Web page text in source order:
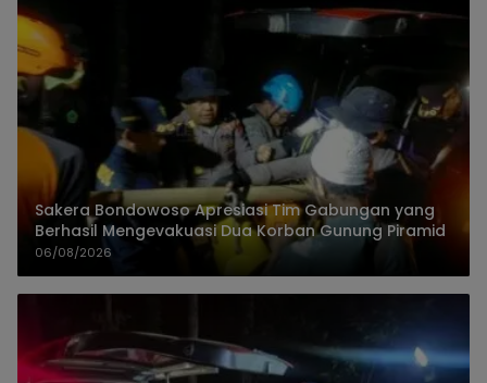
Sakera Bondowoso Apresiasi Tim Gabungan yang
Berhasil Mengevakuasi Dua Korban Gunung Piramid
06/08/2026